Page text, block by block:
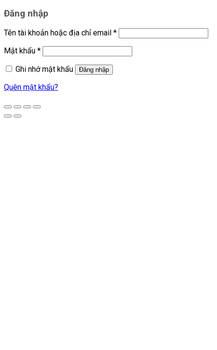
Đăng nhập
Tên tài khoản hoặc địa chỉ email *
Mật khẩu *
Ghi nhớ mật khẩu
Đăng nhập
Quên mật khẩu?